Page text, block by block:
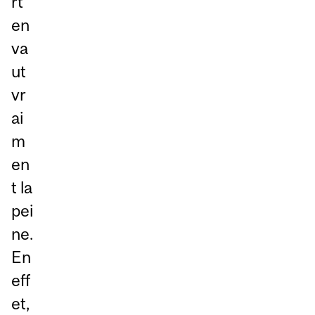
en
va
ut
vr
ai
m
en
t la
pei
ne.
En
eff
et,